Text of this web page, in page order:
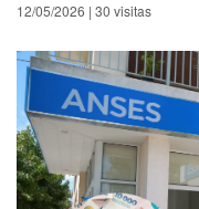
12/05/2026 | 30 visitas